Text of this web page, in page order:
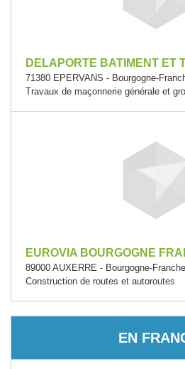
DELAPORTE BATIMENT ET
71380 EPERVANS - Bourgogne-
Travaux de maçonnerie générale et
EUROVIA BOURGOGNE
89000 AUXERRE - Bourgogne-
Construction de routes et autoroutes
EN